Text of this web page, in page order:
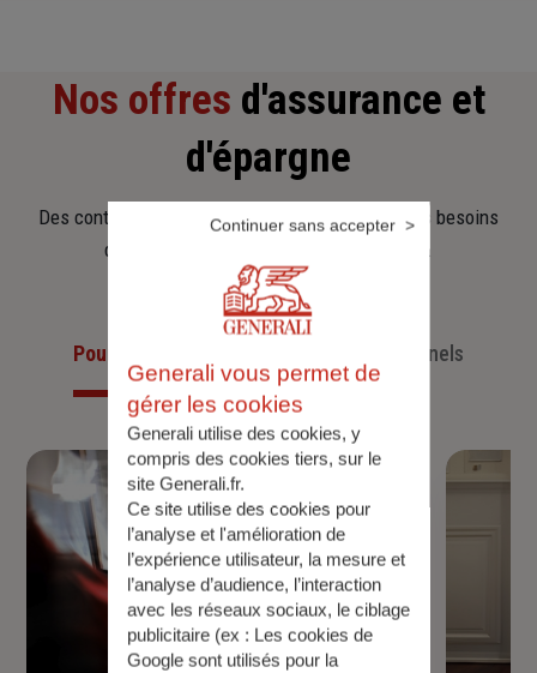
Nos offres d'assurance et
d'épargne
Des contrats clairs et flexibles pour sécuriser vos besoins
d’aujourd’hui et anticiper ceux de demain.
Pour les particuliers Pour les professionnels
Generali vous permet de
gérer les cookies
Generali utilise des cookies, y
compris des cookies tiers, sur le
site Generali.fr.
Ce site utilise des cookies pour
l’analyse et l'amélioration de
l’expérience utilisateur, la mesure et
l’analyse d’audience, l’interaction
avec les réseaux sociaux, le ciblage
publicitaire (ex : Les cookies de
Google sont utilisés pour la
Continuer sans accepter